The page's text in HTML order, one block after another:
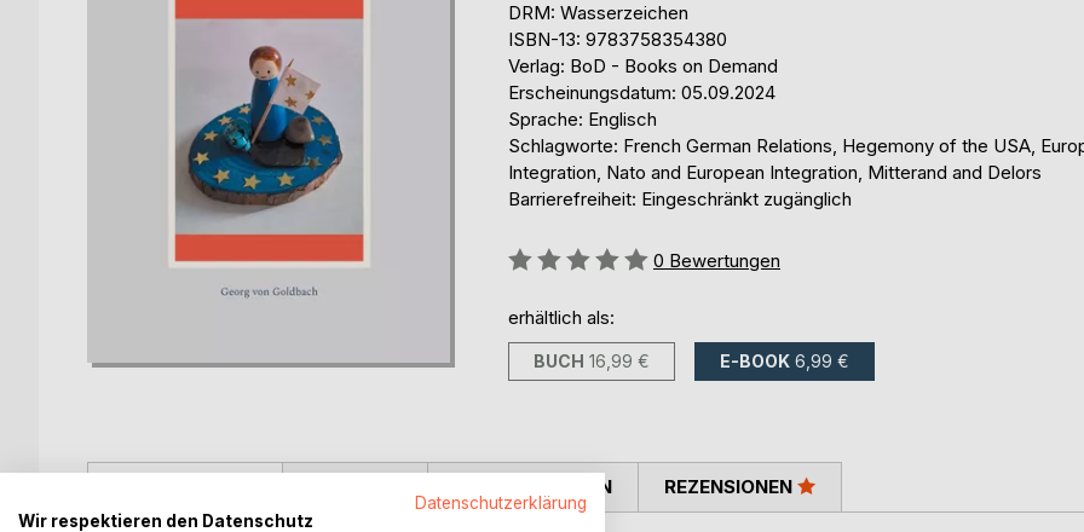
DRM: Wasserzeichen
ISBN-13: 9783758354380
Verlag: BoD - Books on Demand
Erscheinungsdatum: 05.09.2024
Sprache: Englisch
Schlagworte: French German Relations, Hegemony of the USA,
Integration, Nato and European Integration, Mitterand and Delors
Barrierefreiheit: Eingeschränkt zugänglich
Bewertung::
0 Bewertungen
erhältlich als:
BUCH 16,99 € E-BOOK 6,99 €
PRESSESTIMMEN REZENSIONEN
Datenschutzerklärung
Wir respektieren den Datenschutz